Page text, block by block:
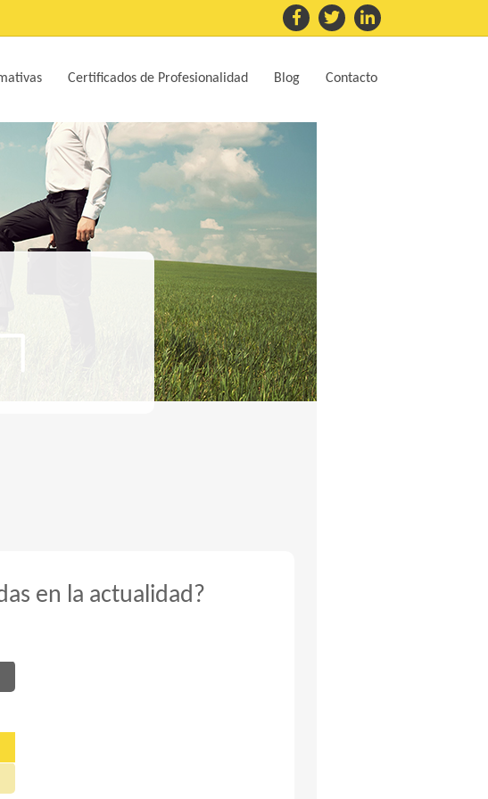
Certificados de Profesionalidad Blog Contacto
en la actualidad?